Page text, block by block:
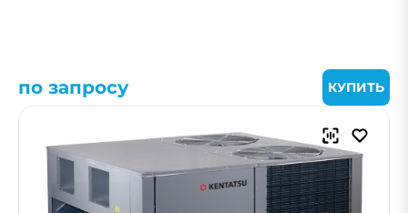
по запросу КУПИТЬ